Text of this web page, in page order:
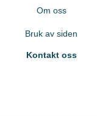
Om oss
Bruk av siden
Kontakt oss